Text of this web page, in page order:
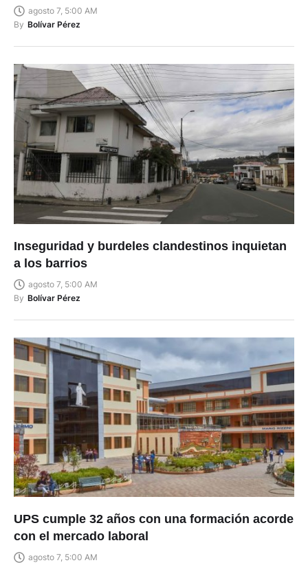
agosto 7, 5:00 AM
By Bolívar Pérez
Inseguridad y burdeles clandestinos inquietan
a los barrios
agosto 7, 5:00 AM
By Bolívar Pérez
UPS cumple 32 años con una formación acorde
con el mercado laboral
agosto 7, 5:00 AM